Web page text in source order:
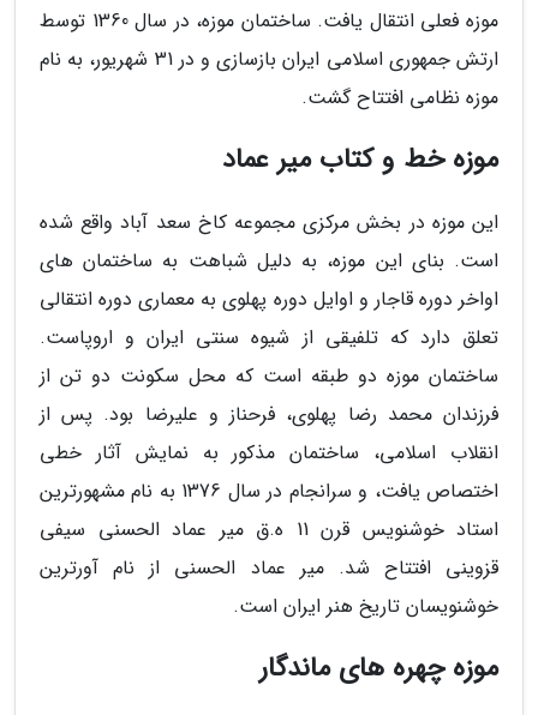
موزه فعلی انتقال یافت. ساختمان موزه، در سال 1360 توسط
ارتش جمهوری اسلامی ایران بازسازی و در 31 شهریور، به نام
موزه نظامی افتتاح گشت.
موزه خط و کتاب میر عماد
این موزه در بخش مرکزی مجموعه کاخ سعد آباد واقع شده
است. بنای این موزه، به دلیل شباهت به ساختمان های
اواخر دوره قاجار و اوایل دوره پهلوی به معماری دوره انتقالی
تعلق دارد که تلفیقی از شیوه سنتی ایران و اروپاست.
ساختمان موزه دو طبقه است که محل سکونت دو تن از
فرزندان محمد رضا پهلوی، فرحناز و علیرضا بود. پس از
انقلاب اسلامی، ساختمان مذکور به نمایش آثار خطی
اختصاص یافت، و سرانجام در سال 1376 به نام مشهورترین
استاد خوشنویس قرن 11 ه.ق میر عماد الحسنی سیفی
قزوینی افتتاح شد. میر عماد الحسنی از نام آورترین
خوشنویسان تاریخ هنر ایران است.
موزه چهره های ماندگار